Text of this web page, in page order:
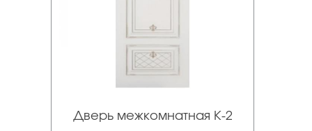
Дверь межкомнатная К-2